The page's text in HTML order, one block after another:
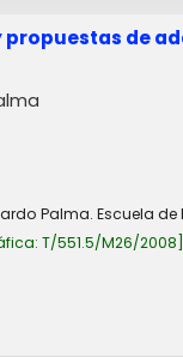
propuestas de
Palma. Escuela de
T/551.5/M26/2008